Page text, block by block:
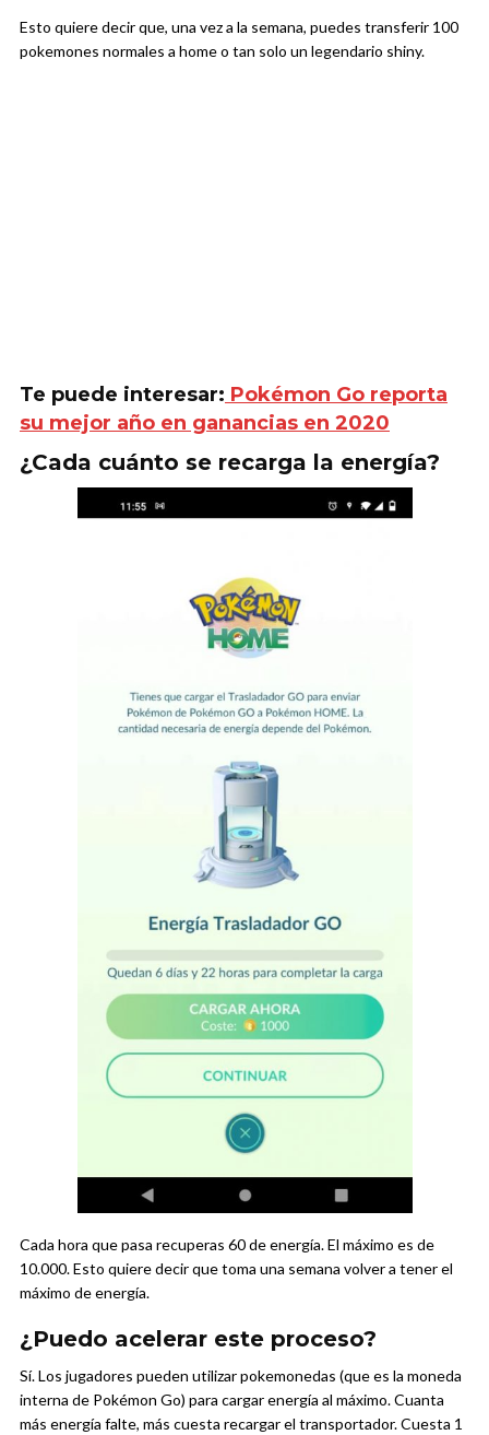
Esto quiere decir que, una vez a la semana, puedes transferir 100
pokemones normales a home o tan solo un legendario shiny.
Te puede interesar: Pokémon Go reporta
su mejor año en ganancias en 2020
¿Cada cuánto se recarga la energía?
Cada hora que pasa recuperas 60 de energía. El máximo es de
10.000. Esto quiere decir que toma una semana volver a tener el
máximo de energía.
¿Puedo acelerar este proceso?
Sí. Los jugadores pueden utilizar pokemonedas (que es la moneda
interna de Pokémon Go) para cargar energía al máximo. Cuanta
más energía falte, más cuesta recargar el transportador. Cuesta 1